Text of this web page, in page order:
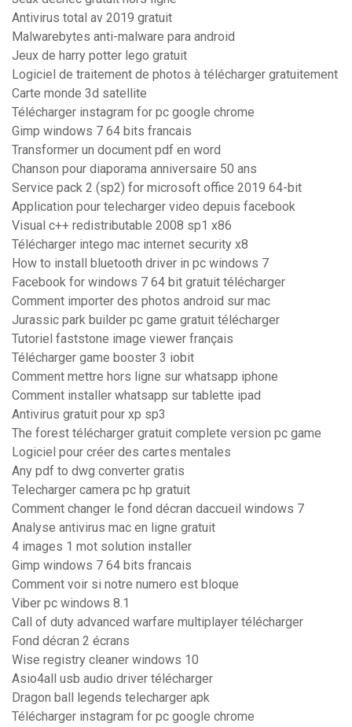
Antivirus total av 2019 gratuit
Malwarebytes anti-malware para android
Jeux de harry potter lego gratuit
Logiciel de traitement de photos à télécharger gratuitement
Carte monde 3d satellite
Télécharger instagram for pc google chrome
Gimp windows 7 64 bits francais
Transformer un document pdf en word
Chanson pour diaporama anniversaire 50 ans
Service pack 2 (sp2) for microsoft office 2019 64-bit
Application pour telecharger video depuis facebook
Visual c++ redistributable 2008 sp1 x86
Télécharger intego mac internet security x8
How to install bluetooth driver in pc windows 7
Facebook for windows 7 64 bit gratuit télécharger
Comment importer des photos android sur mac
Jurassic park builder pc game gratuit télécharger
Tutoriel faststone image viewer français
Télécharger game booster 3 iobit
Comment mettre hors ligne sur whatsapp iphone
Comment installer whatsapp sur tablette ipad
Antivirus gratuit pour xp sp3
The forest télécharger gratuit complete version pc game
Logiciel pour créer des cartes mentales
Any pdf to dwg converter gratis
Telecharger camera pc hp gratuit
Comment changer le fond décran daccueil windows 7
Analyse antivirus mac en ligne gratuit
4 images 1 mot solution installer
Gimp windows 7 64 bits francais
Comment voir si notre numero est bloque
Viber pc windows 8.1
Call of duty advanced warfare multiplayer télécharger
Fond décran 2 écrans
Wise registry cleaner windows 10
Asio4all usb audio driver télécharger
Dragon ball legends telecharger apk
Télécharger instagram for pc google chrome